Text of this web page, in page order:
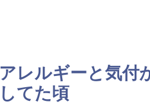
アレルギーと気付
してた頃